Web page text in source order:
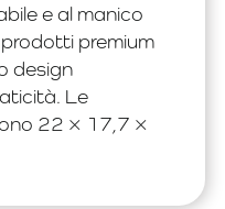
e al manico
premium
design
Le
22 × 17,7 ×